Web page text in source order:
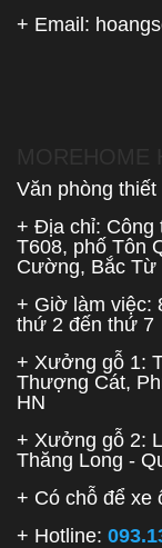
+ Email:
Văn phòng
+ Địa chỉ: Công
T608, phố Tôn
Cường, Bắc Từ
+ Giờ làm việc:
thứ 2 đến thứ 7
+ Xưởng gỗ 1:
Thượng Cát,
HN
+ Xưởng gỗ 2:
Thăng Long -
+ Có chỗ để xe
+ Hotline: